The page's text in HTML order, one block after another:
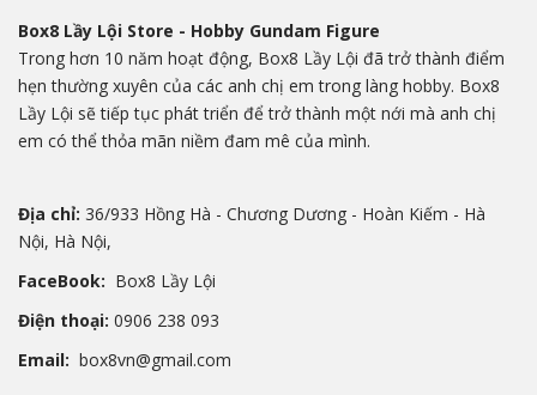
Box8 Lầy Lội Store - Hobby Gundam Figure
Trong hơn 10 năm hoạt động, Box8 Lầy Lội đã trở thành điểm
hẹn thường xuyên của các anh chị em trong làng hobby. Box8
Lầy Lội sẽ tiếp tục phát triển để trở thành một nới mà anh chị
em có thể thỏa mãn niềm đam mê của mình.
Địa chỉ: 36/933 Hồng Hà - Chương Dương - Hoàn Kiếm - Hà
Nội, Hà Nội,
FaceBook: Box8 Lầy Lội
Điện thoại: 0906 238 093
Email: box8vn@gmail.com